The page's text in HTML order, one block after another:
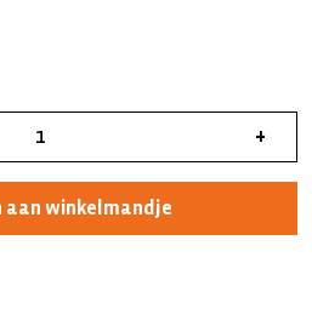
+
aan winkelmandje